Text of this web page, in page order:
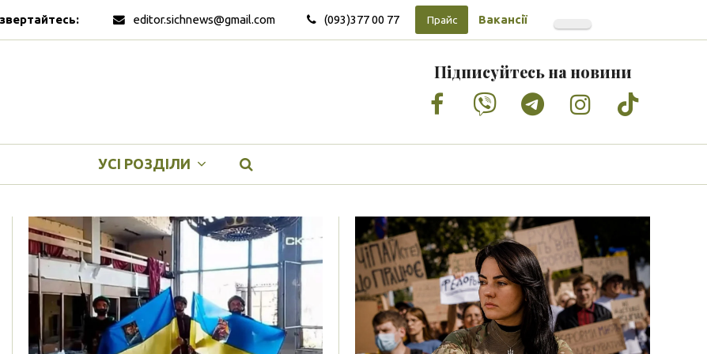
editor.sichnews@gmail.com (093)377 00 77 Прайс Вакансії
Підписуйтесь на новини
Facebook
VimeoTumblrInstagram
Tiktok
УСІ РОЗДІЛИ